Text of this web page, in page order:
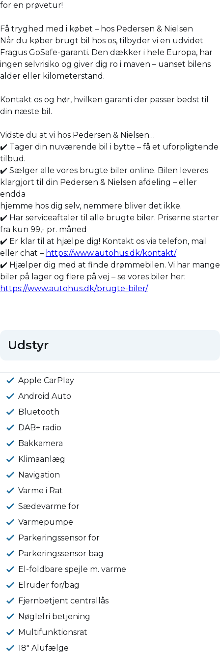
for en prøvetur!
Få tryghed med i købet – hos Pedersen & Nielsen
Når du køber brugt bil hos os, tilbyder vi en udvidet
Fragus GoSafe-garanti. Den dækker i hele Europa, har
ingen selvrisiko og giver dig ro i maven – uanset bilens
alder eller kilometerstand.
Kontakt os og hør, hvilken garanti der passer bedst til
din næste bil.
Vidste du at vi hos Pedersen & Nielsen…
✔️ Tager din nuværende bil i bytte – få et uforpligtende
tilbud.
✔️ Sælger alle vores brugte biler online. Bilen leveres
klargjort til din Pedersen & Nielsen afdeling – eller
endda
hjemme hos dig selv, nemmere bliver det ikke.
✔️ Har serviceaftaler til alle brugte biler. Priserne starter
fra kun 99,- pr. måned
✔️ Er klar til at hjælpe dig! Kontakt os via telefon, mail
eller chat – https://www.autohus.dk/kontakt/
✔️ Hjælper dig med at finde drømmebilen. Vi har mange
biler på lager og flere på vej – se vores biler her:
https://www.autohus.dk/brugte-biler/
Udstyr
Apple CarPlay
Android Auto
Bluetooth
DAB+ radio
Bakkamera
Klimaanlæg
Navigation
Varme i Rat
Sædevarme for
Varmepumpe
Parkeringssensor for
Parkeringssensor bag
El-foldbare spejle m. varme
Elruder for/bag
Fjernbetjent centrallås
Nøglefri betjening
Multifunktionsrat
18" Alufælge